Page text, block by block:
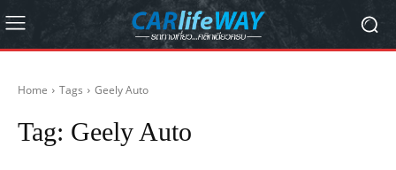
Home Tags Geely Auto
Tag: Geely Auto